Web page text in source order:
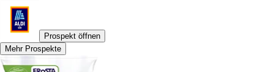
Prospekt öffnen
Mehr Prospekte